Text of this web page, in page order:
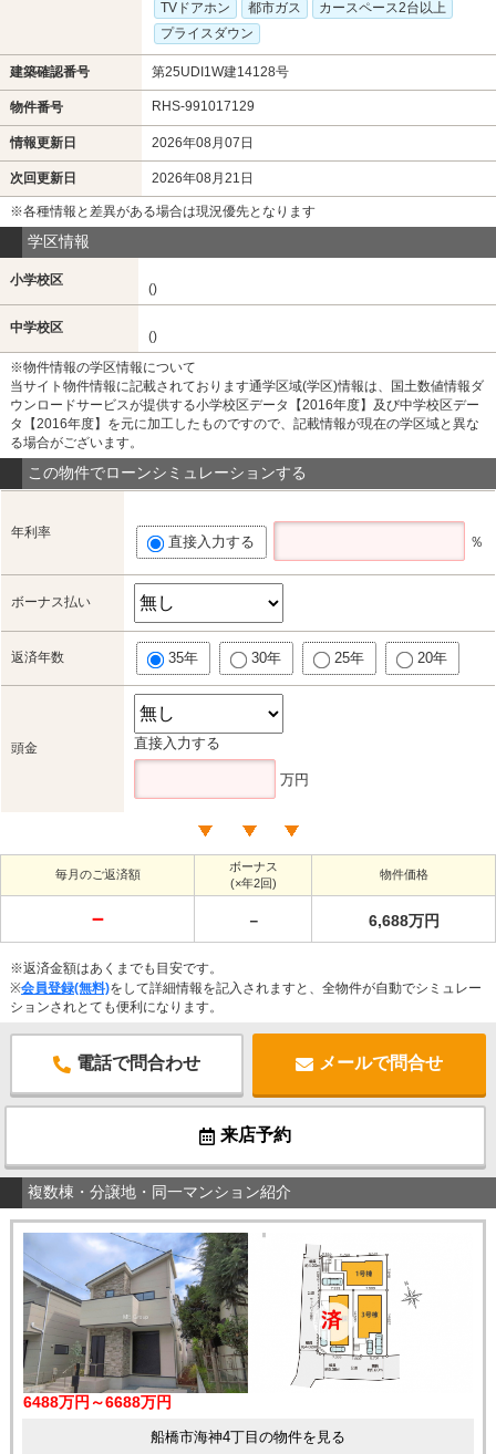
TVドアホン
都市ガス
カースペース2台以上
プライスダウン
建築確認番号 第25UDI1W建14128号
物件番号 RHS-991017129
情報更新日 2026年08月07日
次回更新日 2026年08月21日
※各種情報と差異がある場合は現況優先となります
学区情報
小学校区
()
中学校区
()
※物件情報の学区情報について
当サイト物件情報に記載されております通学区域(学区)情報は、国土数値情報ダ
ウンロードサービスが提供する小学校区データ【2016年度】及び中学校区デー
タ【2016年度】を元に加工したものですので、記載情報が現在の学区域と異な
る場合がございます。
この物件でローンシミュレーションする
年利率
直接入力する ％
ボーナス払い
返済年数 35年 30年 25年 20年
頭金 直接入力する
万円
毎月のご返済額
ボーナス
(×年2回)
物件価格
－ － 6,688万円
※返済金額はあくまでも目安です。
※会員登録(無料)をして詳細情報を記入されますと、全物件が自動でシミュレー
ションされとても便利になります。
電話で問合わせ メールで問合せ
来店予約
複数棟・分譲地・同一マンション紹介
6488万円～6688万円
船橋市海神4丁目の物件を見る